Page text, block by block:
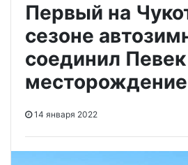
Первый на
сезоне
соединил
14 января 2022